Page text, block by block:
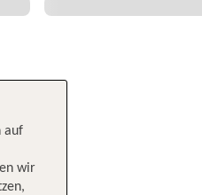
auf
wir